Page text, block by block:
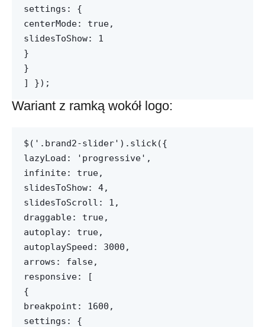
settings: {
centerMode: true,
slidesToShow: 1
}
}
] });
Wariant z ramką wokół logo:
$('.brand2-slider').slick({
lazyLoad: 'progressive',
infinite: true,
slidesToShow: 4,
slidesToScroll: 1,
draggable: true,
autoplay: true,
autoplaySpeed: 3000,
arrows: false,
responsive: [
{
breakpoint: 1600,
settings: {